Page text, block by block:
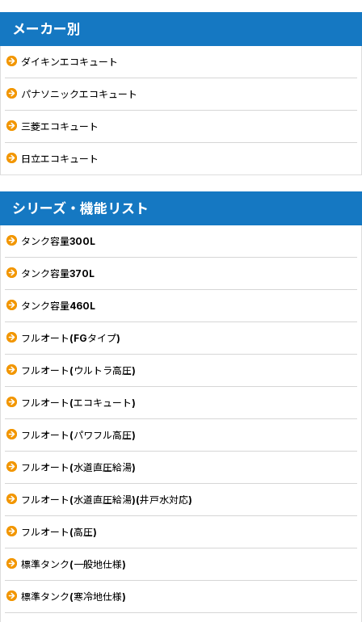
メーカー別
ダイキンエコキュート
パナソニックエコキュート
三菱エコキュート
日立エコキュート
シリーズ・機能リスト
タンク容量300L
タンク容量370L
タンク容量460L
フルオート(FGタイプ)
フルオート(ウルトラ高圧)
フルオート(エコキュート)
フルオート(パワフル高圧)
フルオート(水道直圧給湯)
フルオート(水道直圧給湯)(井戸水対応)
フルオート(高圧)
標準タンク(一般地仕様)
標準タンク(寒冷地仕様)